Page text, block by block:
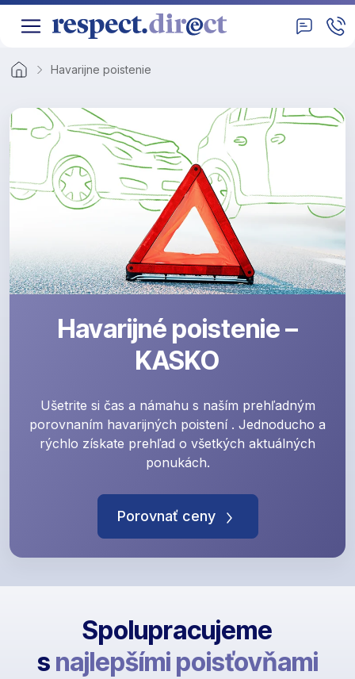
Havarijne poistenie
Havarijné poistenie –
KASKO
Ušetrite si čas a námahu s naším prehľadným
porovnaním havarijných poistení . Jednoducho a
rýchlo získate prehľad o všetkých aktuálných
ponukách.
Porovnať ceny
Spolupracujeme
s najlepšími poisťovňami